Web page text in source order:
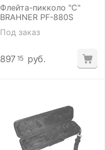
Флейта-пикколо "С"
BRAHNER PF-880S
Под заказ
897 15 руб.